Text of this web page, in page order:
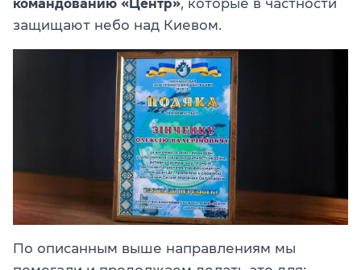
командованию «Центр», которые в частности
защищают небо над Киевом.
По описанным выше направлениям мы